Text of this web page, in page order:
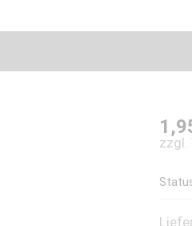
zzgl.